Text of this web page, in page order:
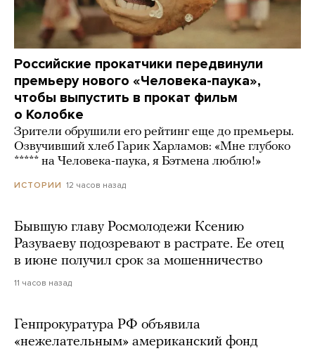
Российские прокатчики передвинули
премьеру нового «Человека-паука»,
чтобы выпустить в прокат фильм
о Колобке
Зрители обрушили его рейтинг еще до премьеры.
Озвучивший хлеб Гарик Харламов: «Мне глубоко
***** на Человека-паука, я Бэтмена люблю!»
ИСТОРИИ 12 часов назад
Бывшую главу Росмолодежи Ксению
Разуваеву подозревают в растрате. Ее отец
в июне получил срок за мошенничество
11 часов назад
Генпрокуратура РФ объявила
«нежелательным» американский фонд